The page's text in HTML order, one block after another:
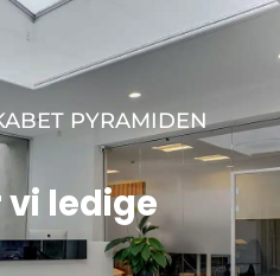
PYRAMIDEN
vi ledige